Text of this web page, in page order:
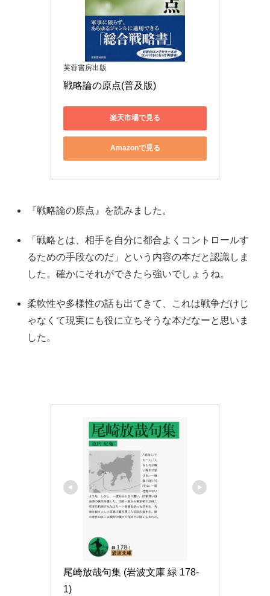
芙蓉書房出版
戦略論の原点(普及版)
楽天市場で見る
Amazonで見る
『戦略論の原点』を読みました。
「戦略とは、相手を自分に都合よくコントロールす
るための手段なのだ」という内容の本だと認識しま
した。確かにそれができたら強いでしょうね。
柔軟性や多様性の話も出てきて、これは戦争だけじ
ゃなくて現実にも役に立ちそうな本だなーと思いま
した。
尾崎放哉句集 (岩波文庫 緑 178-
1)